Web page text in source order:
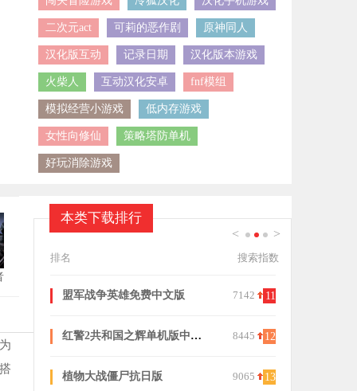
二次元act 可莉的恶作剧 原神同人
汉化版互动 记录日期 汉化版本游戏
火柴人 互动汉化安卓 fnf模组
模拟经营小游戏 低内存游戏
女性向修仙 策略塔防单机
好玩消除游戏
本类下载排行
< >
排名 搜索指数
8445
11 酷酷跑安卓版 8049
12 原神大战丘丘人 7414
13 7783